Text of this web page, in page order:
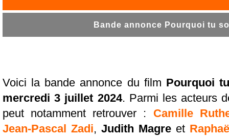
Bande annonce Pourquoi tu
Voici la bande annonce du film Pourquoi
mercredi 3 juillet 2024. Parmi les acteurs
peut notamment retrouver : Camille
Jean-Pascal Zadi, Judith Magreet